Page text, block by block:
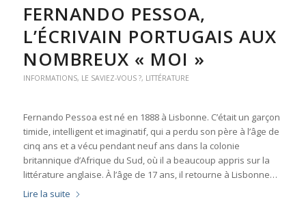
FERNANDO PESSOA,
L’ÉCRIVAIN PORTUGAIS AUX
NOMBREUX « MOI »
INFORMATIONS, LE SAVIEZ-VOUS ?, LITTÉRATURE
Fernando Pessoa est né en 1888 à Lisbonne. C’était un garçon
timide, intelligent et imaginatif, qui a perdu son père à l’âge de
cinq ans et a vécu pendant neuf ans dans la colonie
britannique d’Afrique du Sud, où il a beaucoup appris sur la
littérature anglaise. À l’âge de 17 ans, il retourne à Lisbonne…
Lire la suite